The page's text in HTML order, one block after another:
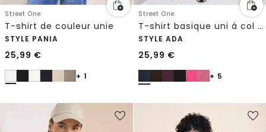
Street One
T-shirt de couleur unie
STYLE PANIA
25,99 €
+ 1
Street One
T-shirt basique uni à col cœur
STYLE ADA
25,99 €
+ 5